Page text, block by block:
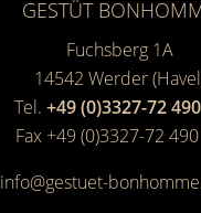
GESTÜT
Fuchsberg 1A
14542 Werder
Tel. +49 (0)3327-72
Fax +49 (0)3327-72
info@gestuet-